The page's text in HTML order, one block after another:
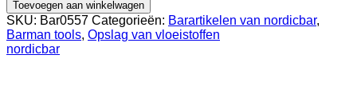
Liter
Geel
aantal
Toevoegen aan winkelwagen
SKU: Bar0557 Categorieën: Barartikelen van nordicbar,
Barman tools, Opslag van vloeistoffen
nordicbar